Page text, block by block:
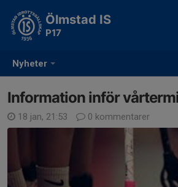
Nyheter
Ölmstad IS
P17
Information inför
18 jan, 21:53 0 kommentarer